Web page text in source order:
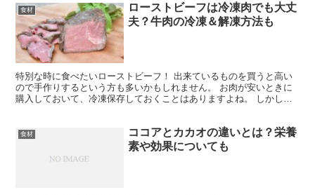
食材
ローストビーフは冷凍肉でも大丈
夫？牛肉の冷凍＆解凍方法も
特別な時に食べたいローストビーフ！ 出来ているものを買うと高い
ので手作りするという方も多いかもしれません。 お肉が安いときに
購入しておいて、冷凍保存しておくことはありますよね。 しかし、
食材
ココアとカカオの違いとは？栄養
素や効果についても